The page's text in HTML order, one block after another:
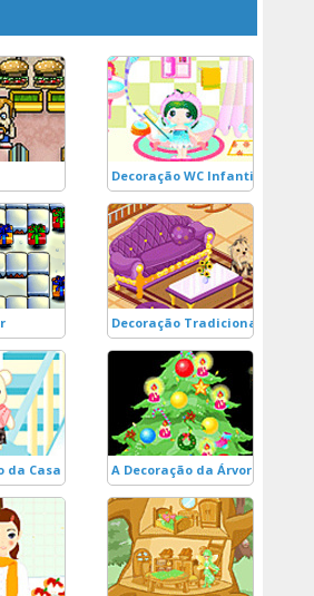
Decoração WC Infantil
Decoração Tradicional
da Casa Azul A Decoração da Árvore de Natal